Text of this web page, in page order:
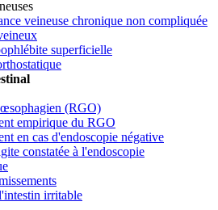
veineuse chronique non compliquée
superficielle
(RGO)
empirique du RGO
en cas d'endoscopie négative
constatée à l'endoscopie
irritable